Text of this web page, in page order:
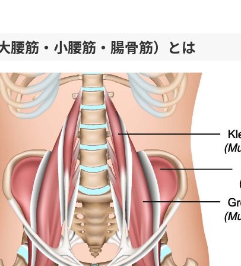
腰筋・小腰筋・腸骨筋）とは